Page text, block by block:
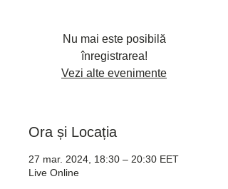
Nu mai este posibilă
înregistrarea!
Vezi alte evenimente
Ora și Locația
27 mar. 2024, 18:30 – 20:30 EET
Live Online